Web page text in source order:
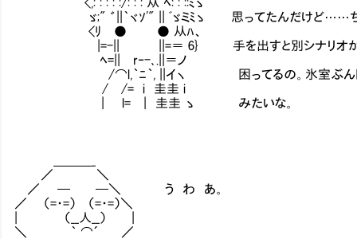
ゞ;" ゛||｀ヾｿ'" || ﾞゞミﾐゝ 思ってたんだけど……ちょ
<ﾘ ● ● 从ﾊ、
|=-|| ||=＝ 6} 手を出すと別シナリオが即ス
ﾍ=|| r‐-､.||＝ノ
/⌒l,｀ﾆ｀, ||イヽ 困ってるの。氷室ぶん殴ると
/ /= i 圭圭 i
| l= | 圭圭 ゝ みたいな。
／ ＼
／ ─ ─＼ う わ あ。
／ （=・=） （=・=）＼
| （__人__） |
＼ ｀ ⌒´ ／